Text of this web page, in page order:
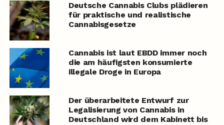
Deutsche Cannabis Clubs plädieren
für praktische und realistische
Cannabisgesetze
Cannabis ist laut EBDD immer noch
die am häufigsten konsumierte
illegale Droge in Europa
Der überarbeitete Entwurf zur
Legalisierung von Cannabis in
Deutschland wird dem Kabinett bis